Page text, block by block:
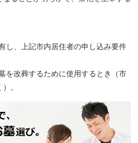
、上記市内居住者の申し込み要件
改葬するために使用するとき（市
。